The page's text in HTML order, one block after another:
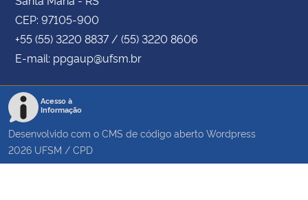
CEP: 97105-900
+55 (55) 3220 8837 / (55) 3220 8606
E-mail: ppgaup@ufsm.br
Acesso à
Informação
Desenvolvido com o CMS de código aberto Wordpress
2026 UFSM / CPD